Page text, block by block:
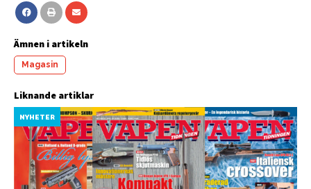
Ämnen i artikeln
Magasin
Liknande artiklar
NYHETER